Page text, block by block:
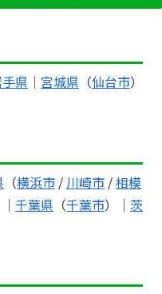
県 ｜ 宮城県 （仙台市）
（横浜市 / 川崎市 /相模
千葉県 （千葉市）｜ 茨